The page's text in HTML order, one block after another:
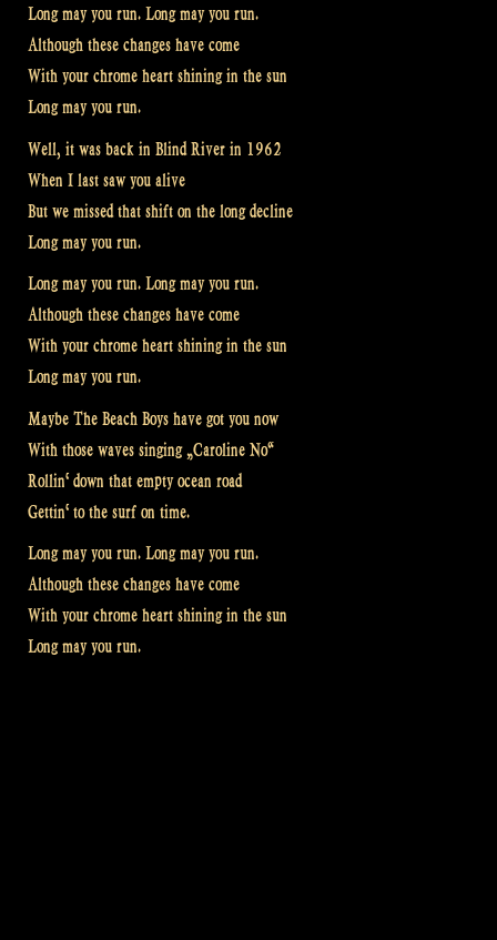
Long may you run. Long may you run.
Although these changes have come
With your chrome heart shining in the sun
Long may you run.
Well, it was back in Blind River in 1962
When I last saw you alive
But we missed that shift on the long decline
Long may you run.
Long may you run. Long may you run.
Although these changes have come
With your chrome heart shining in the sun
Long may you run.
Maybe The Beach Boys have got you now
With those waves singing „Caroline No“
Rollin‘ down that empty ocean road
Gettin‘ to the surf on time.
Long may you run. Long may you run.
Although these changes have come
With your chrome heart shining in the sun
Long may you run.